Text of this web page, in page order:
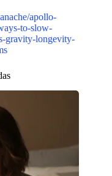
apollo-
to-slow-
gravity-longevity-